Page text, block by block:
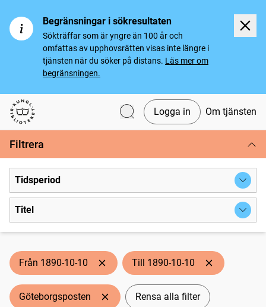
Begränsningar i sökresultaten
Sökträffar som är yngre än 100 år och
omfattas av upphovsrätten visas inte längre i
tjänsten när du söker på distans. Läs mer om
begränsningen.
Svenska tidningar
Logga in Om tjänsten
Filtrera
Tidsperiod
Titel
Från 1890-10-10 Till 1890-10-10
Göteborgsposten Rensa alla filter